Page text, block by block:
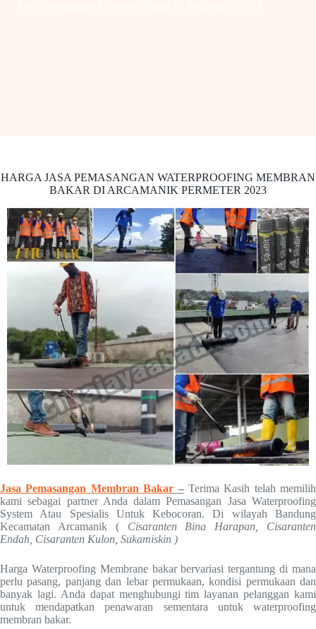
HARGA JASA PEMASANGAN WATERPROOFING MEMBRAN
BAKAR DI ARCAMANIK PERMETER 2023
Jasa Pemasangan Membran Bakar –Terima Kasih telah memilih
kami sebagai partner Anda dalam Pemasangan Jasa Waterproofing
System Atau Spesialis Untuk Kebocoran. Di wilayah Bandung
Kecamatan Arcamanik ( Cisaranten Bina Harapan, Cisaranten
Endah, Cisaranten Kulon, Sukamiskin )
Harga Waterproofing Membrane bakar bervariasi tergantung di mana
perlu pasang, panjang dan lebar permukaan, kondisi permukaan dan
banyak lagi. Anda dapat menghubungi tim layanan pelanggan kami
untuk mendapatkan penawaran sementara untuk waterproofing
membran bakar.